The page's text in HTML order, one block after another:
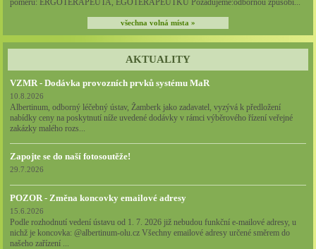
poměru: ERGOTERAPEUTA, EGOTERAPEUTKU Požadujeme:odbornou způsobi...
všechna volná místa »
AKTUALITY
VZMR - Dodávka provozních prvků systému MaR
10.8.2026
Albertinum, odborný léčebný ústav, Žamberk jako zadavatel, vyzývá k předložení
nabídky ceny na poskytnutí níže uvedené dodávky v rámci výběrového řízení veřejné
zakázky malého rozs...
Zapojte se do naší fotosoutěže!
29.7.2026
POZOR - Změna koncovky emailové adresy
15.6.2026
Podle rozhodnutí vedení ústavu od 1. 7. 2026 již nebudou funkční e-mailové adresy, u
nichž je koncovka: @albertinum-olu.cz Všechny emailové adresy určené směrem do
našeho zařízení ...